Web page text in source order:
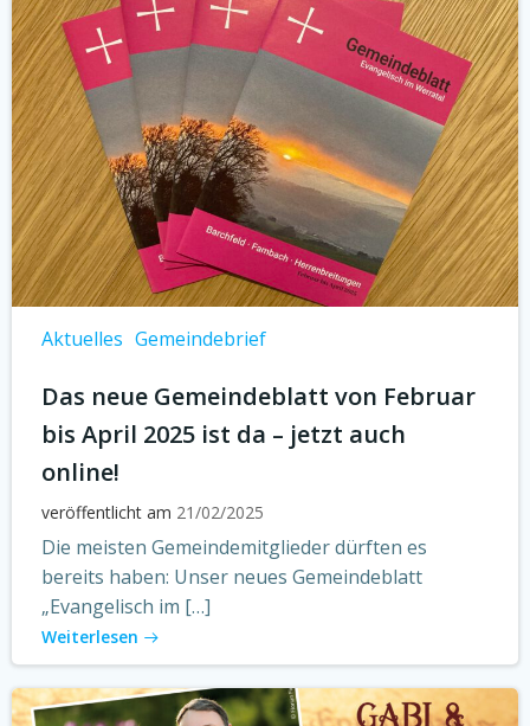
Aktuelles Gemeindebrief
Das neue Gemeindeblatt von Februar
bis April 2025 ist da – jetzt auch
online!
veröffentlicht am 21/02/2025
Die meisten Gemeindemitglieder dürften es
bereits haben: Unser neues Gemeindeblatt
„Evangelisch im […]
Weiterlesen